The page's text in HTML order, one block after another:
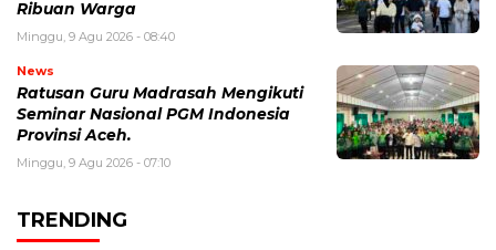
Ribuan Warga
Minggu, 9 Agu 2026 - 08:40
News
Ratusan Guru Madrasah Mengikuti
Seminar Nasional PGM Indonesia
Provinsi Aceh.
Minggu, 9 Agu 2026 - 07:10
TRENDING